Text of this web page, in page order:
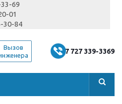
69
01
30-84
Вызов
+7 727 339-3369